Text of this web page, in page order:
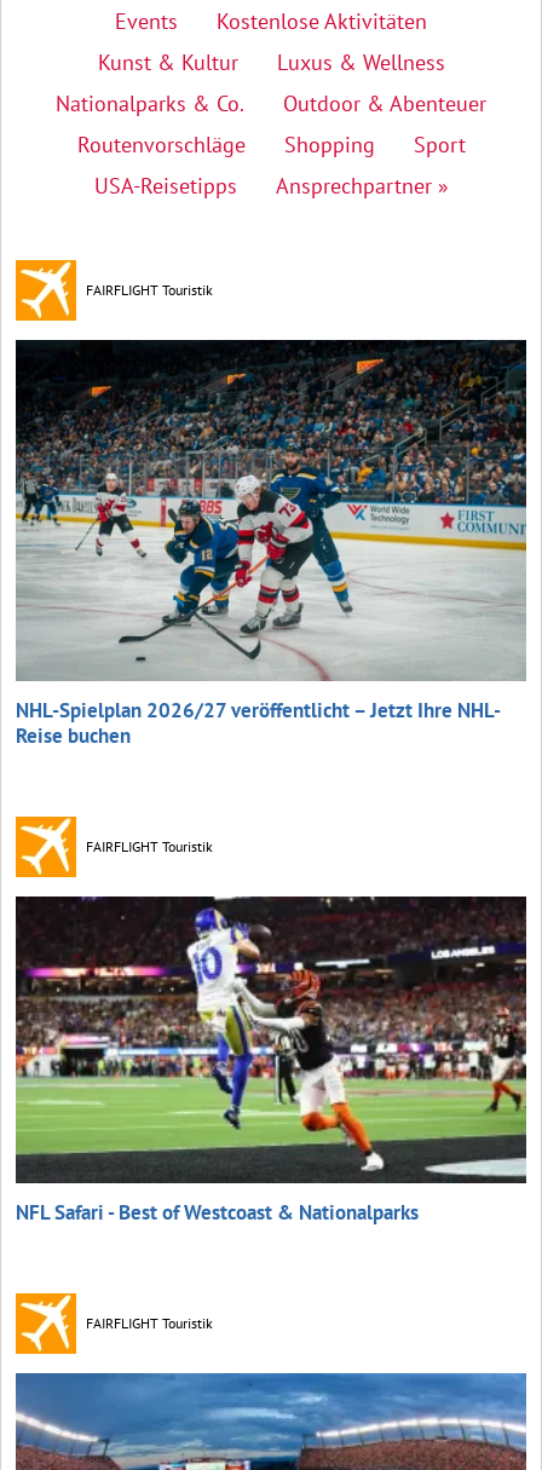
Events
Kostenlose Aktivitäten
Kunst & Kultur
Luxus & Wellness
Nationalparks & Co.
Outdoor & Abenteuer
Routenvorschläge
Shopping
Sport
USA-Reisetipps
Ansprechpartner »
FAIRFLIGHT Touristik
NHL-Spielplan 2026/27 veröffentlicht – Jetzt Ihre NHL-
Reise buchen
FAIRFLIGHT Touristik
NFL Safari - Best of Westcoast & Nationalparks
FAIRFLIGHT Touristik